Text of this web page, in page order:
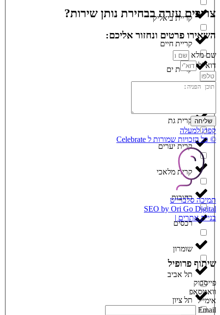
קריית ביאליק
קריית חיים
קריית ים
קרית גת
קרית יערים
קרית מלאכי
רחובות
רכסים
שומרון
תל אביב
תל ציון
צריכים עזרה בבחירת נותן שירות?
השאירו פרטים ונחזור אליכם:
שם מלא
דוא"ל
שליחה
קפוץ למעלה
© כל הזכויות שמורות ל Celebrate
תמיכה סלברייט
SEO by Ori Go Digital
בניית אתרים |
שיתוף פרופיל
פייסבוק
וואטסאפ
אימייל
Email